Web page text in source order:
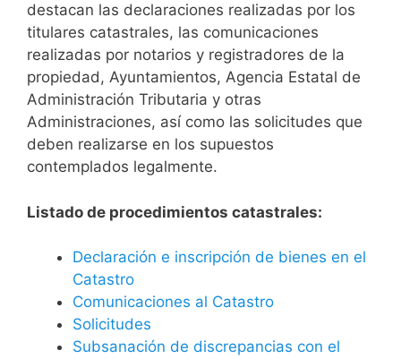
destacan las declaraciones realizadas por los
titulares catastrales, las comunicaciones
realizadas por notarios y registradores de la
propiedad, Ayuntamientos, Agencia Estatal de
Administración Tributaria y otras
Administraciones, así como las solicitudes que
deben realizarse en los supuestos
contemplados legalmente.
Listado de procedimientos catastrales:
Declaración e inscripción de bienes en el
Catastro
Comunicaciones al Catastro
Solicitudes
Subsanación de discrepancias con el